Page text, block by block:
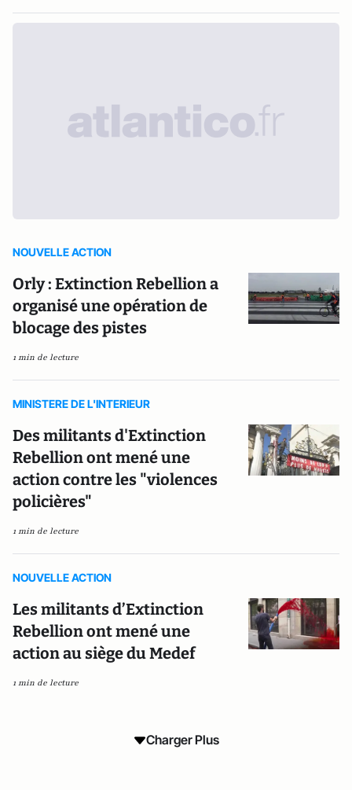
NOUVELLE ACTION
Orly : Extinction Rebellion a
organisé une opération de
blocage des pistes
1 min de lecture
MINISTERE DE L'INTERIEUR
Des militants d'Extinction
Rebellion ont mené une
action contre les "violences
policières"
1 min de lecture
NOUVELLE ACTION
Les militants d’Extinction
Rebellion ont mené une
action au siège du Medef
1 min de lecture
Charger Plus